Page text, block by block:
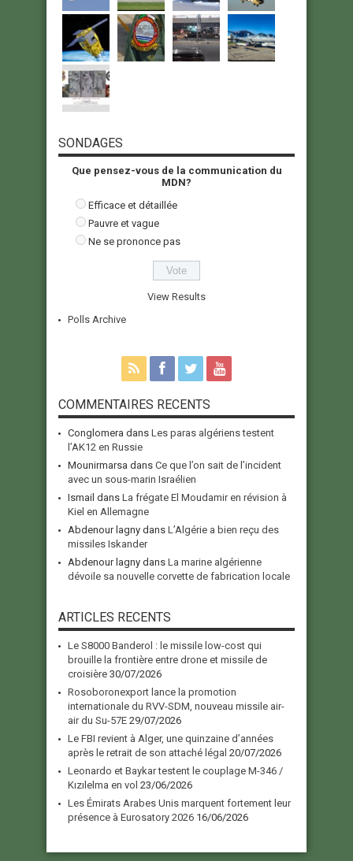
SONDAGES
Que pensez-vous de la communication du
MDN?
Efficace et détaillée
Pauvre et vague
Ne se prononce pas
View Results
Polls Archive
COMMENTAIRES RECENTS
Conglomera dans Les paras algériens testent
l’AK12 en Russie
Mounirmarsa dans Ce que l’on sait de l’incident
avec un sous-marin Israélien
Ismail dans La frégate El Moudamir en révision à
Kiel en Allemagne
Abdenour lagny dans L’Algérie a bien reçu des
missiles Iskander
Abdenour lagny dans La marine algérienne
dévoile sa nouvelle corvette de fabrication locale
ARTICLES RECENTS
Le S8000 Banderol : le missile low-cost qui
brouille la frontière entre drone et missile de
croisière 30/07/2026
Rosoboronexport lance la promotion
internationale du RVV-SDM, nouveau missile air-
air du Su-57E 29/07/2026
Le FBI revient à Alger, une quinzaine d’années
après le retrait de son attaché légal 20/07/2026
Leonardo et Baykar testent le couplage M-346 /
Kızılelma en vol 23/06/2026
Les Émirats Arabes Unis marquent fortement leur
présence à Eurosatory 2026 16/06/2026